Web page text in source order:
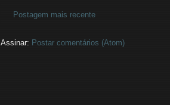
Postagem mais recente
Assinar: Postar comentários (Atom)